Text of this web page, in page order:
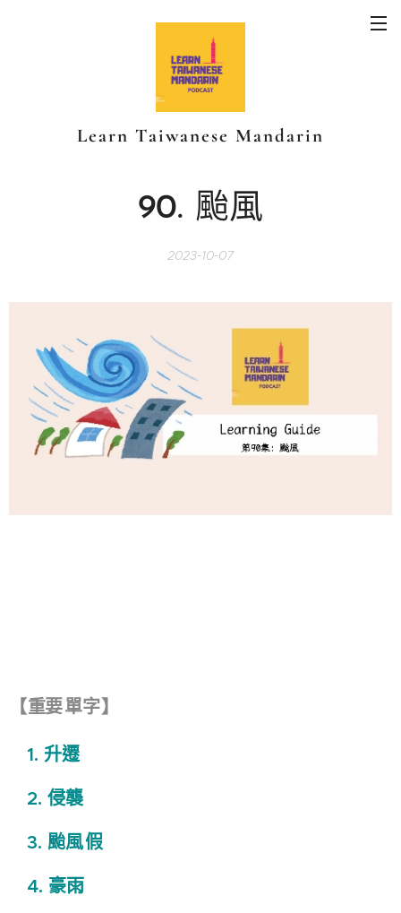
Learn Taiwanese Mandarin
90. 颱風
2023-10-07
【重要單字】
1. 升遷
2. 侵襲
3. 颱風假
4. 豪雨